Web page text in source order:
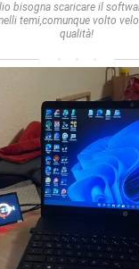
bisogna scaricare il
temi,comunque volto
qualità!